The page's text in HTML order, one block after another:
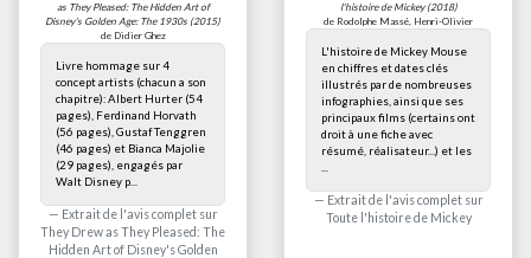
as They Pleased: The Hidden Art of
Disney's Golden Age: The 1930s (2015)
de Didier Ghez
Livre hommage sur 4
concept artists (chacun a son
chapitre): Albert Hurter (54
pages), Ferdinand Horvath
(56 pages), Gustaf Tenggren
(46 pages) et Bianca Majolie
(29 pages), engagés par
Walt Disney p...
Extrait de l'avis complet sur
They Drew as They Pleased: The
Hidden Art of Disney's Golden
l'histoire de Mickey(2018)
de Rodolphe Massé, Henri-Olivier
L'histoire de Mickey Mouse
en chiffres et dates clés
illustrés par de nombreuses
infographies, ainsi que ses
principaux films (certains ont
droit à une fiche avec
résumé, réalisateur...) et les
Extrait de l'avis complet sur
Toute l'histoire de Mickey